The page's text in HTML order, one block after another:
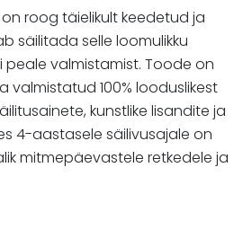
roog täielikult keedetud ja
säilitada selle loomulikku
peale valmistamist. Toode on
valmistatud 100% looduslikest
kunstlike lisandite ja
4-aastasele säilivusajale on
mitmepäevastele retkedele ja